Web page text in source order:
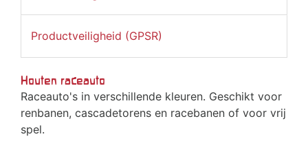
Productveiligheid (GPSR)
Houten raceauto
Raceauto's in verschillende kleuren. Geschikt voor
renbanen, cascadetorens en racebanen of voor vrij
spel.